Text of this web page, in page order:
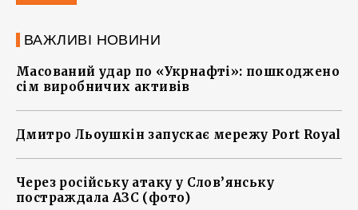
ВАЖЛИВІ НОВИНИ
Масований удар по «Укрнафті»: пошкоджено
сім виробничих активів
Дмитро Льоушкін запускає мережу Port Royal
Через російську атаку у Слов’янську
постраждала АЗС (фото)